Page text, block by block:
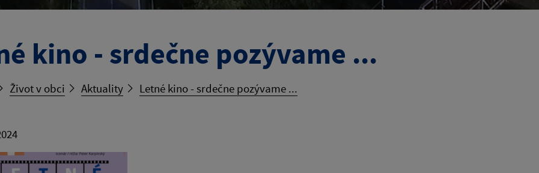
kino - srdečne pozývame ...
Život v obci Aktuality Letné kino - srdečne pozývame ...